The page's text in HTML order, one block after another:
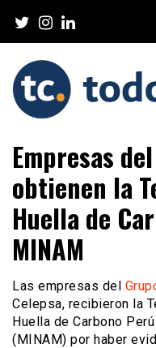
content
Institute
Empresas
obtienen la
Huella de
MINAM
Las empresas del
Celepsa, recibieron la
Huella de Carbono
(MINAM) por haber